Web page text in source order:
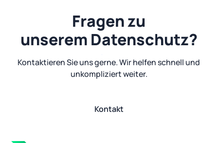
Fragen zu
unserem Datenschutz?
Kontaktieren Sie uns gerne. Wir helfen schnell und
unkompliziert weiter.
Kontakt